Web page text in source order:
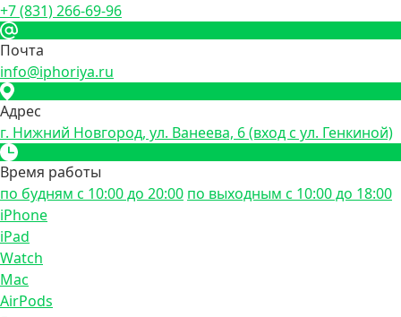
+7 (831) 266-69-96
Почта
info@iphoriya.ru
Адрес
г. Нижний Новгород, ул. Ванеева, 6 (вход с ул. Генкиной)
Время работы
по будням с 10:00 до 20:00 по выходным с 10:00 до 18:00
iPhone
iPad
Watch
Mac
AirPods